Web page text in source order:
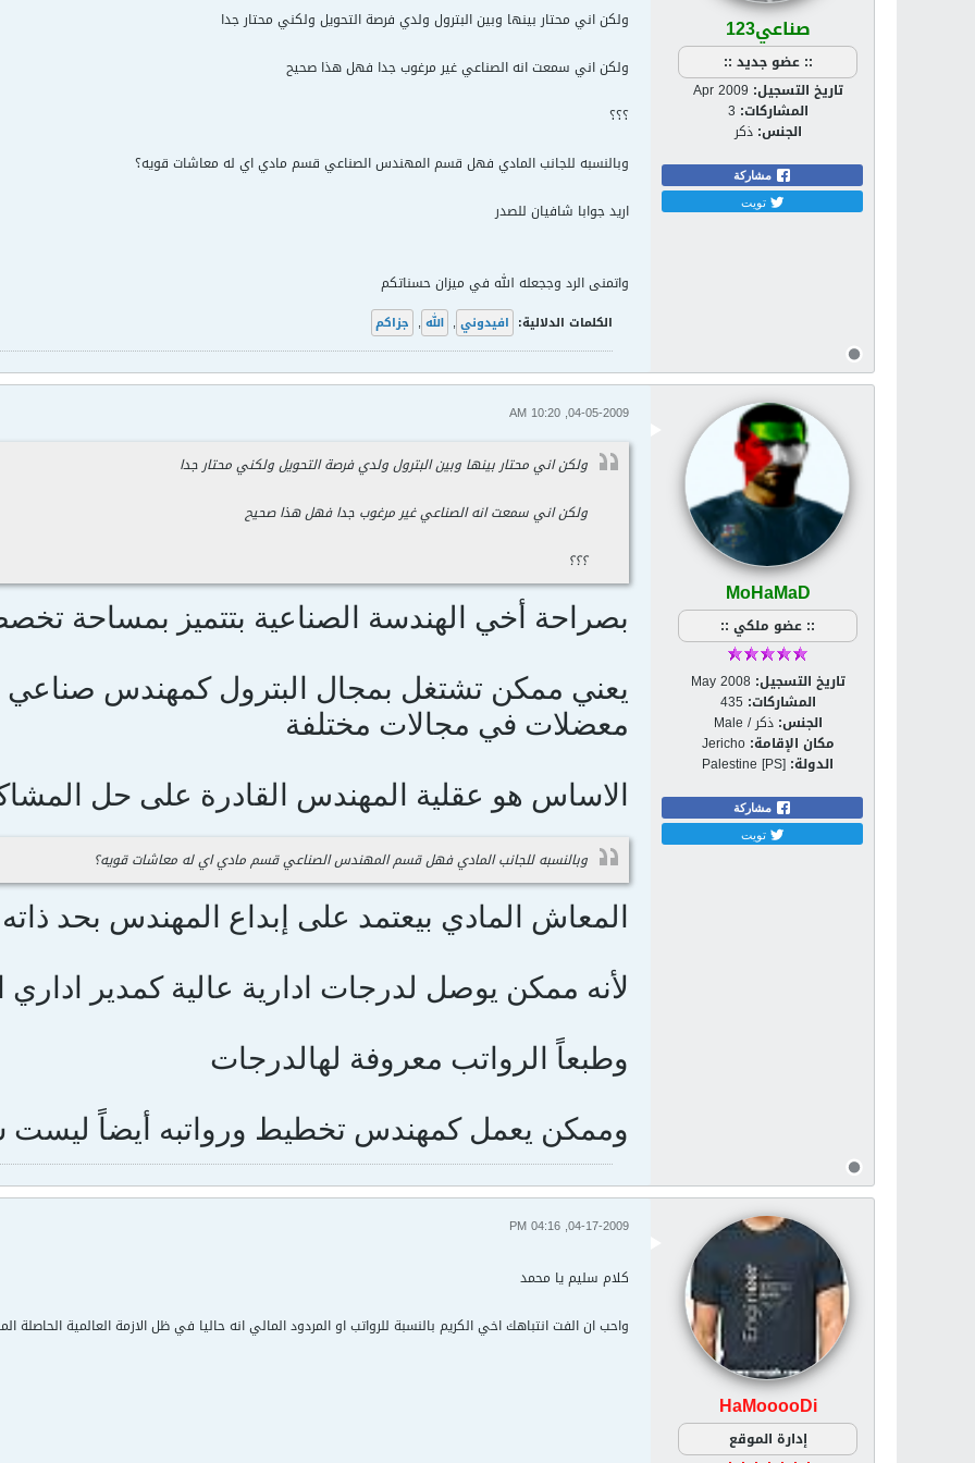
صناعي123
:: عضو جديد ::
تاريخ التسجيل: Apr 2009
المشاركات: 3
الجنس: ذكر
مشاركة
تويت
ولكن اني محتار بينها وبين البترول ولدي فرصة التحويل ولكني محتار جدا
ولكن اني سمعت انه الصناعي غير مرغوب جدا فهل هذا صحيح
؟؟؟
وبالنسبه للجانب المادي فهل قسم المهندس الصناعي قسم مادي اي له معاشات قويه؟
اريد جوابا شافيان للصدر
واتمنى الرد وججعله الله في ميزان حسناتكم
الكلمات الدلالية: افيدوني , الله , جزاكم
MoHaMaD
:: عضو ملكي ::
تاريخ التسجيل: May 2008
المشاركات: 435
الجنس: ذكر / Male
مكان الإقامة: Jericho
الدولة: Palestine [PS]
مشاركة
تويت
04-05-2009, 10:20 AM
ولكن اني محتار بينها وبين البترول ولدي فرصة التحويل ولكني محتار جدا
ولكن اني سمعت انه الصناعي غير مرغوب جدا فهل هذا صحيح
؟؟؟
بصراحة أخي الهندسة الصناعية بتتميز بمساحة
يعني ممكن تشتغل بمجال البترول كمهندس صناعي
معضلات في مجالات مختلفة
الاساس هو عقلية المهندس القادرة على حل
وبالنسبه للجانب المادي فهل قسم المهندس الصناعي قسم مادي اي له معاشات قويه؟
المعاش المادي بيعتمد على إبداع المهندس بحد ذاته
لأنه ممكن يوصل لدرجات ادارية عالية كمدير اداري
وطبعاً الرواتب معروفة لهالدرجات
وممكن يعمل كمهندس تخطيط ورواتبه أيضاً ليست
HaMooooDi
إدارة الموقع
04-17-2009, 04:16 PM
كلام سليم يا محمد
واحب ان الفت انتباهك اخي الكريم بالنسبة للرواتب او المردود المالي انه حاليا في ظل الازمة العالمية الحاصلة